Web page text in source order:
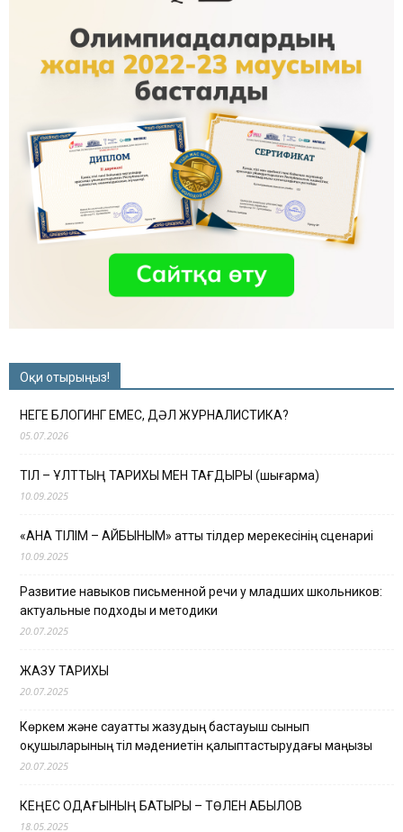
Оқи отырыңыз!
НЕГЕ БЛОГИНГ ЕМЕС, ДӘЛ ЖУРНАЛИСТИКА?
05.07.2026
ТІЛ – ҰЛТТЫҢ ТАРИХЫ МЕН ТАҒДЫРЫ (шығарма)
10.09.2025
«АНА ТІЛІМ – АЙБЫНЫМ» атты тілдер мерекесінің сценариі
10.09.2025
Развитие навыков письменной речи у младших школьников:
актуальные подходы и методики
20.07.2025
ЖАЗУ ТАРИХЫ
20.07.2025
Көркем және сауатты жазудың бастауыш сынып
оқушыларының тіл мәдениетін қалыптастырудағы маңызы
20.07.2025
КЕҢЕС ОДАҒЫНЫҢ БАТЫРЫ – ТӨЛЕН ҚАБЫЛОВ
18.05.2025